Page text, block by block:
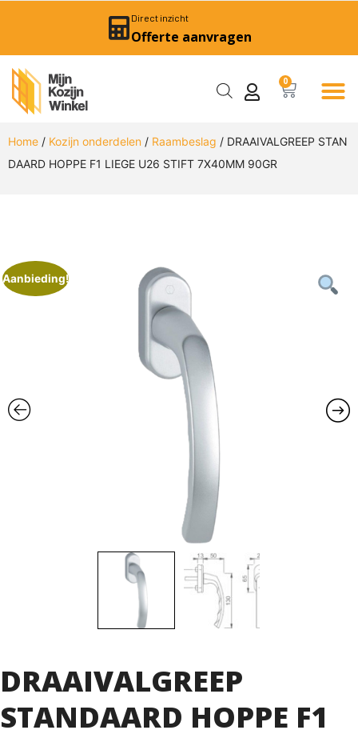
Direct inzicht
Offerte aanvragen
0
Home / Kozijn onderdelen / Raambeslag / DRAAIVALGREEP STAN
DAARD HOPPE F1 LIEGE U26 STIFT 7X40MM 90GR
Aanbieding!
DRAAIVALGREEP
STANDAARD HOPPE F1